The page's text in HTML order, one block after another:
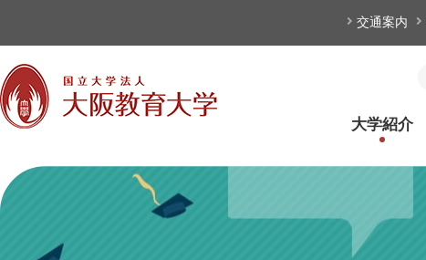
交通案内
大学紹介